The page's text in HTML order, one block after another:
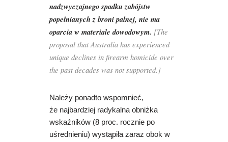
nadzwyczajnego spadku zabójstw
popełnianych z broni palnej, nie ma
oparcia w materiale dowodowym. [The
proposal that Australia has experienced
unique declines in firearm homicide over
the past decades was not supported.]
Należy ponadto wspomnieć,
że najbardziej radykalna obniżka
wskaźników (8 proc. rocznie po
uśrednieniu) wystąpiła zaraz obok w